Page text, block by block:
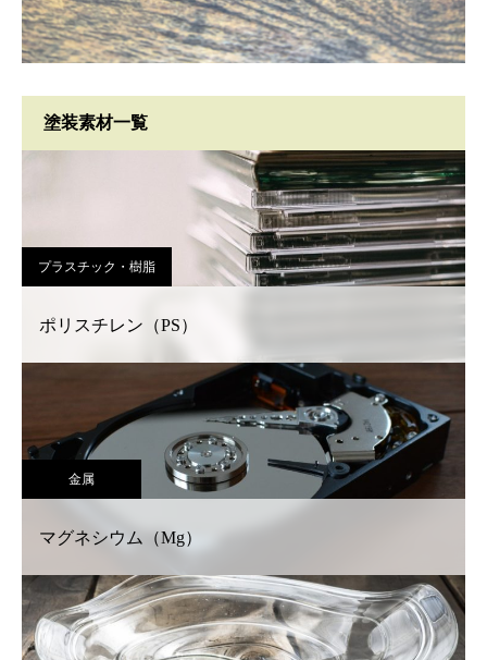
塗装素材一覧
プラスチック・樹脂
ポリスチレン（PS）
金属
マグネシウム（Mg）